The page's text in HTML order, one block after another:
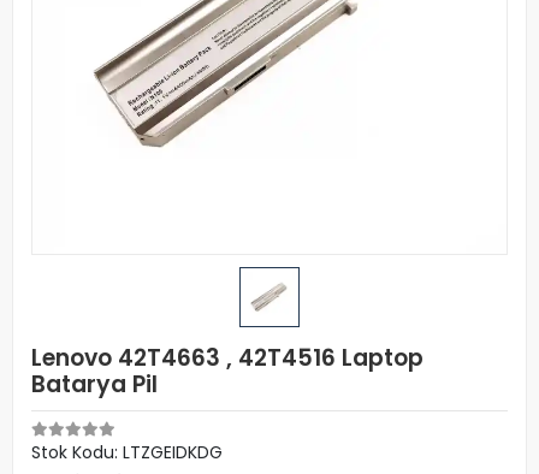
Lenovo 42T4663 , 42T4516 Laptop
Batarya Pil
Stok Kodu: LTZGEIDKDG